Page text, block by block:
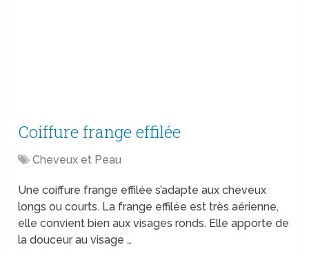
Coiffure frange effilée
Cheveux et Peau
Une coiffure frange effilée s’adapte aux cheveux
longs ou courts. La frange effilée est très aérienne,
elle convient bien aux visages ronds. Elle apporte de
la douceur au visage …